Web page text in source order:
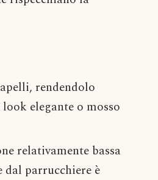
rendendolo
elegante o mosso
relativamente bassa
parrucchiere è